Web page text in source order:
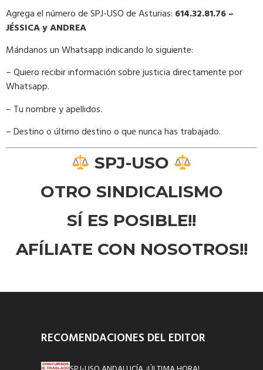
Agrega el número de SPJ-USO de Asturias: 614.32.81.76 –
JÉSSICA y ANDREA
Mándanos un Whatsapp indicando lo siguiente:
– Quiero recibir información sobre justicia directamente por
Whatsapp.
– Tu nombre y apellidos.
– Destino o último destino o que nunca has trabajado.
SPJ-USO
OTRO SINDICALISMO
SÍ ES POSIBLE!!
AFÍLIATE CON NOSOTROS!!
RECOMENDACIONES DEL EDITOR